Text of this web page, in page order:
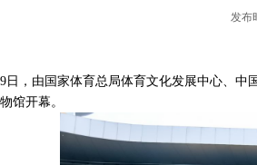
发布
日，由国家体育总局体育文化发展中心、中
馆开幕。